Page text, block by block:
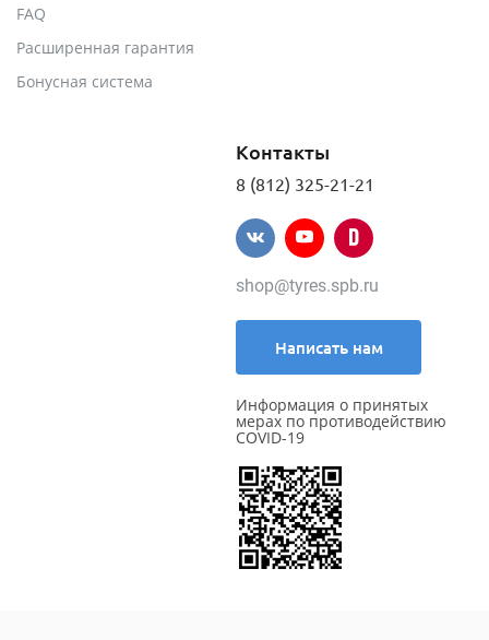
FAQ
Расширенная гарантия
Бонусная система
Контакты
8 (812) 325-21-21
shop@tyres.spb.ru
Написать нам
Информация о принятых
мерах по противодействию
COVID-19